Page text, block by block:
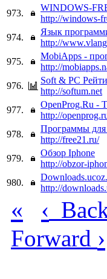
973.
WINDOWS-
http://windows-
974.
Язык
http://
975.
MobiApps -
http://
976.
Soft & PC
http://softum.net
977.
OpenProg.Ru -
http://
978.
Программы для
http://free21.ru/
979.
Обзор Iphone
http://obzor-
980.
http://
« ‹
Forward ›